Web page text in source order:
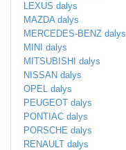
LEXUS dalys
MAZDA dalys
MERCEDES-BENZ dalys
MINI dalys
MITSUBISHI dalys
NISSAN dalys
OPEL dalys
PEUGEOT dalys
PONTIAC dalys
PORSCHE dalys
RENAULT dalys